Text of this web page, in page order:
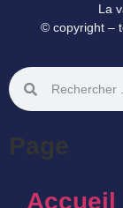
La
© copyright –
Page
Accueil